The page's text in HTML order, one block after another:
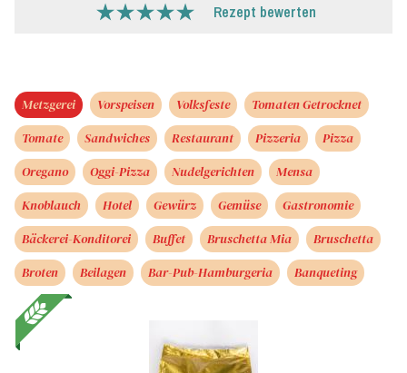
Rezept bewerten
Metzgerei Vorspeisen Volksfeste
Tomaten Getrocknet
Tomate
Sandwiches Restaurant Pizzeria
Pizza
Oregano
Oggi-Pizza Nudelgerichten
Mensa
Knoblauch
Hotel Gewürz Gemüse
Gastronomie
Bäckerei-Konditorei
Buffet Bruschetta Mia
Bruschetta
Broten
Beilagen Bar-Pub-Hamburgeria Banqueting